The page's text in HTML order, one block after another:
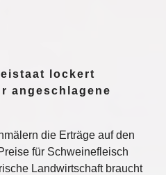
lockert
angeschlagene
die Erträge auf den
für Schweinefleisch
Landwirtschaft braucht